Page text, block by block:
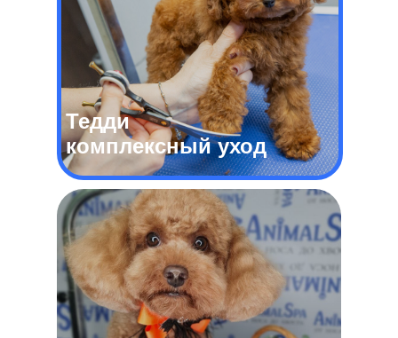
Тедди
комплексный уход